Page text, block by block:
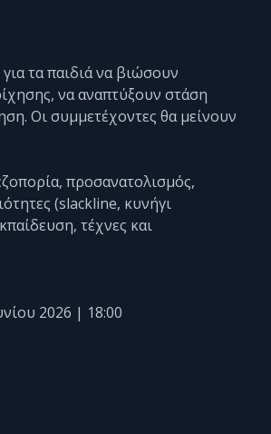
τα παιδιά να βιώσουν
να αναπτύξουν στάση
Οι συμμετέχοντες θα μείνουν
προσανατολισμός,
(slackline, κυνήγι
τέχνες και
2026 | 18:00